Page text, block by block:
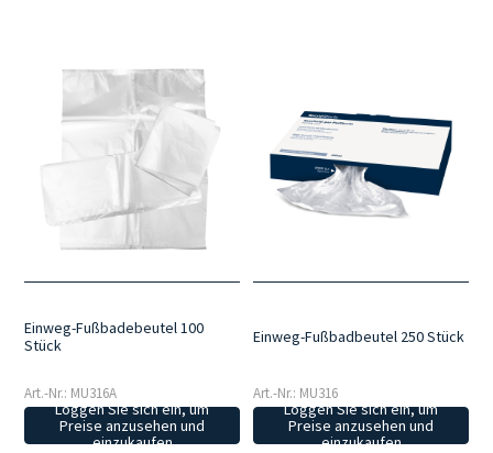
Einweg-Fußbadebeutel 100
Stück
Art.-Nr.: MU316A
Loggen Sie sich ein, um
Preise anzusehen und
einzukaufen
Einweg-Fußbadbeutel 250 Stück
Art.-Nr.: MU316
Loggen Sie sich ein, um
Preise anzusehen und
einzukaufen